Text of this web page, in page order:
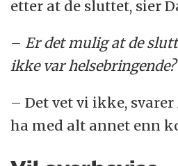
etter at de sluttet, sier
– Er det mulig at de
ikke var helsebringende?
– Det vet vi ikke,
ha med alt annet enn